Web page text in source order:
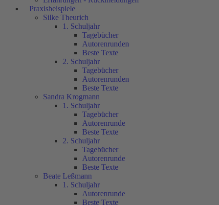
Praxisbeispiele
Silke Theurich
1. Schuljahr
Tagebücher
Autorenrunden
Beste Texte
2. Schuljahr
Tagebücher
Autorenrunden
Beste Texte
Sandra Krogmann
1. Schuljahr
Tagebücher
Autorenrunde
Beste Texte
2. Schuljahr
Tagebücher
Autorenrunde
Beste Texte
Beate Leßmann
1. Schuljahr
Autorenrunde
Beste Texte